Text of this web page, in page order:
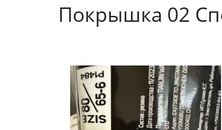
Покрышка 02